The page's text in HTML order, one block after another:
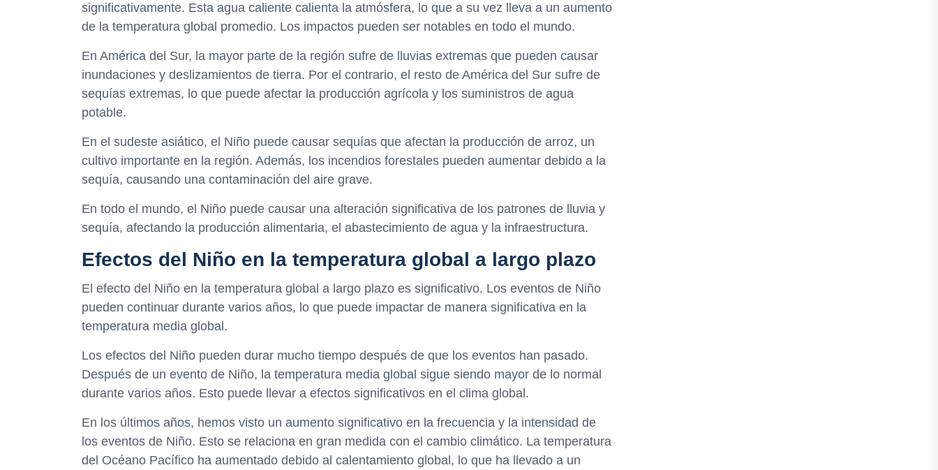
significativamente. Esta agua caliente calienta la atmósfera, lo que a su vez lleva a un aumento
de la temperatura global promedio. Los impactos pueden ser notables en todo el mundo.
En América del Sur, la mayor parte de la región sufre de lluvias extremas que pueden causar
inundaciones y deslizamientos de tierra. Por el contrario, el resto de América del Sur sufre de
sequías extremas, lo que puede afectar la producción agrícola y los suministros de agua
potable.
En el sudeste asiático, el Niño puede causar sequías que afectan la producción de arroz, un
cultivo importante en la región. Además, los incendios forestales pueden aumentar debido a la
sequía, causando una contaminación del aire grave.
En todo el mundo, el Niño puede causar una alteración significativa de los patrones de lluvia y
sequía, afectando la producción alimentaria, el abastecimiento de agua y la infraestructura.
Efectos del Niño en la temperatura global a largo plazo
El efecto del Niño en la temperatura global a largo plazo es significativo. Los eventos de Niño
pueden continuar durante varios años, lo que puede impactar de manera significativa en la
temperatura media global.
Los efectos del Niño pueden durar mucho tiempo después de que los eventos han pasado.
Después de un evento de Niño, la temperatura media global sigue siendo mayor de lo normal
durante varios años. Esto puede llevar a efectos significativos en el clima global.
En los últimos años, hemos visto un aumento significativo en la frecuencia y la intensidad de
los eventos de Niño. Esto se relaciona en gran medida con el cambio climático. La temperatura
del Océano Pacífico ha aumentado debido al calentamiento global, lo que ha llevado a un